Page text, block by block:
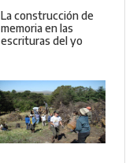
La construcción de
memoria en las
escrituras del yo